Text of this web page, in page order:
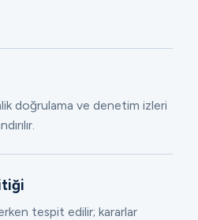
doğrulama ve denetim izleri
tespit edilir; kararlar